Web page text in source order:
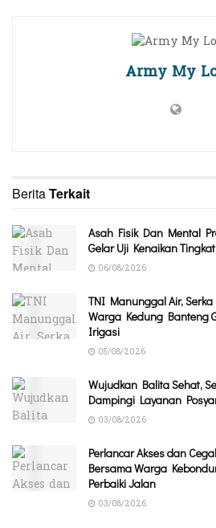
Army My
BeritaTerkait
Asah Fisik Dan Mental
Gelar Uji Kenaikan
06/08/2026
TNI Manunggal Air,
Warga Kedung Banteng
Irigasi
05/08/2026
Wujudkan Balita Sehat,
Dampingi Layanan
03/08/2026
Perlancar Akses dan
Bersama Warga
Perbaiki Jalan
03/08/2026